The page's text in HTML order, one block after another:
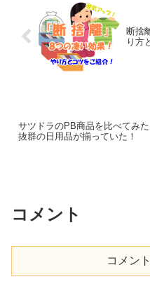
断捨
り方
サツドラのPB商品を比べてみ
抜群の日用品が揃っていた！
コメント
コメン